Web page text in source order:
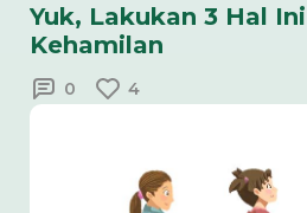
Yuk, Lakukan 3 Hal
Kehamilan
0 4